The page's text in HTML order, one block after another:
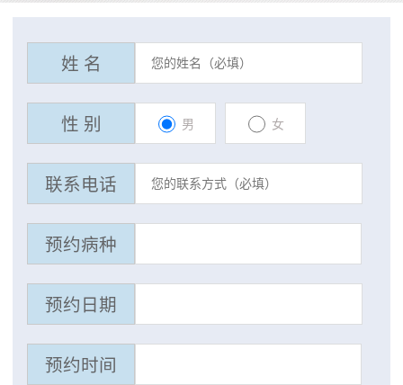
姓 名
性 别 男 女
联系电话
预约病种
预约日期
预约时间